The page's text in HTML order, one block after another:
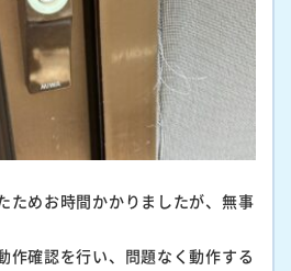
ためお時間かかりましたが、無事
作確認を行い、問題なく動作する